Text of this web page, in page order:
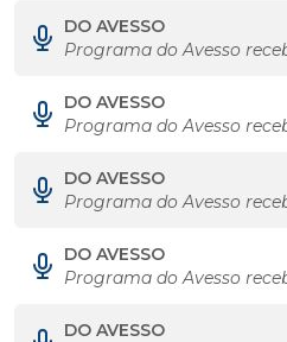
DO AVESSO
Programa do Avesso
DO AVESSO
Programa do Avesso
DO AVESSO
Programa do Avesso
DO AVESSO
Programa do Avesso
DO AVESSO